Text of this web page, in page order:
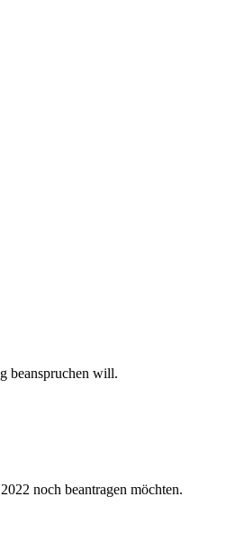
beanspruchen will.
noch beantragen möchten.